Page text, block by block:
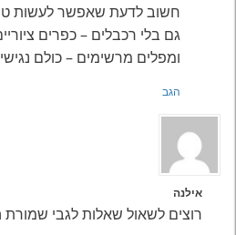
חשוב לדעת שאפשר לעשות
גם בלי רכבלים – כפרים
ומפלים מרשימים – כולם
הגב
אילנה
רוצים לשאול שאלות לגבי שמורת